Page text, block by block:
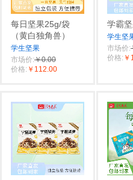
每日坚果25g/袋
（黄白独角兽）
学生坚果
市场价:￥0.00
价格: ￥112.00
学霸
学生坚
市场价:
价格: